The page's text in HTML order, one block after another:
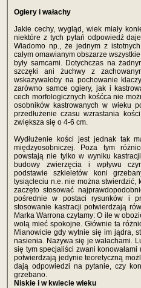
Ogiery i wałachy
Jakie cechy, wygląd, wiek miały
niektóre z tych pytań odpowiedź
Wiadomo np., że jednym z
całym omawianym obszarze
były samcami. Dotychczas na
szczęki ani żuchwy z
wskazywałoby na pochowanie
zarówno samce ogiery, jak i
cech morfologicznych kośćca nie
osobników kastrowanych w wieku
przedłużenie czasu wzrastania
zwiększa się o 4-6 cm.
Wydłużenie kości jest jednak tak
międzyosobniczej. Poza tym
powstają nie tylko w wyniku
budowy zwierzęcia i wpływu
podstawie szkieletów koni
tysiącleciu n.e. nie można stwierdzić,
zaczęto stosować
pośrednie w postaci rysunków i
stosowanie kastracji potwierdzają
Marka Warrona czytamy: O ile w
wolą mieć spokojne. Głównie ta
Mianowicie gdy wytnie się im jądra,
nasienia. Nazywa się je wałachami.
się tym specjaliści zwani
potwierdzają jedynie teoretyczną
dają odpowiedzi na pytanie, czy
grzebano.
Niskie i w kwiecie wieku